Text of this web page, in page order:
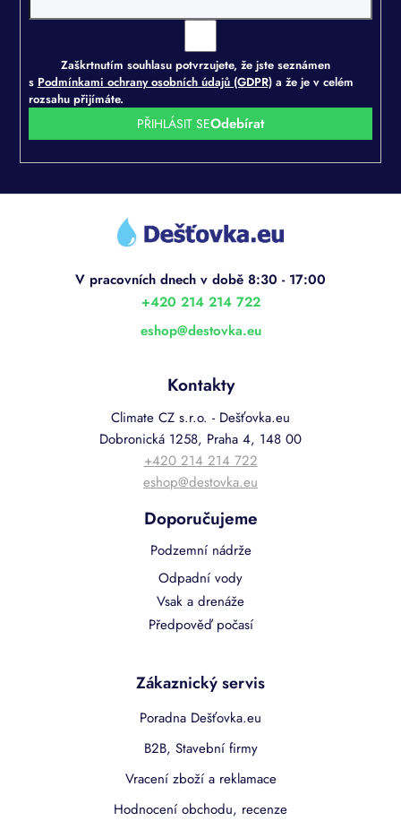
Zaškrtnutím souhlasu potvrzujete, že jste seznámen
s Podmínkami ochrany osobních údajů (GDPR)a že je v celém
rozsahu přijímáte.
PŘIHLÁSIT SE
Z
eshop@destovka.eu
+420 214 214 722
Kontakty
Climate CZ s.r.o. - Dešťovka.eu
Dobronická 1258, Praha 4, 148 00
+420 214 214 722
eshop@destovka.eu
Doporučujeme
Podzemní nádrže
Odpadní vody
Vsak a drenáže
Předpověď počasí
Zákaznický servis
Poradna Dešťovka.eu
B2B, Stavební firmy
Vracení zboží a reklamace
Hodnocení obchodu, recenze